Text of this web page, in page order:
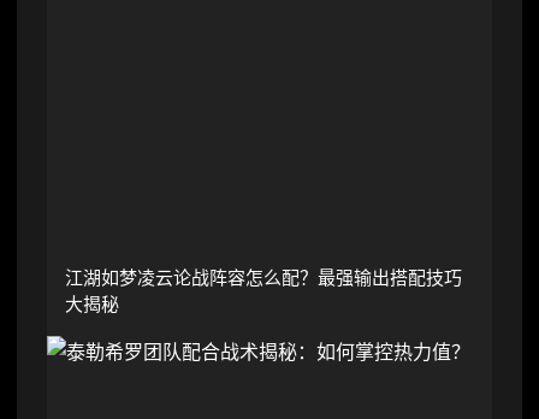
江湖如梦凌云论战阵容怎么配？最强输出搭配技巧
大揭秘